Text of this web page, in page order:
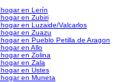
en Lerín
en Zubiri
en Luzaide/Valcarlos
en Zuazu
en Pueblo Petilla de Aragon
en Allo
en Zolina
en Zala
en Ustes
en Muneta